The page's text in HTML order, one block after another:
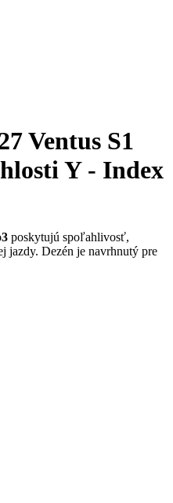
Ventus S1
Y - Index
poskytujú spoľahlivosť,
jazdy. Dezén je navrhnutý pre